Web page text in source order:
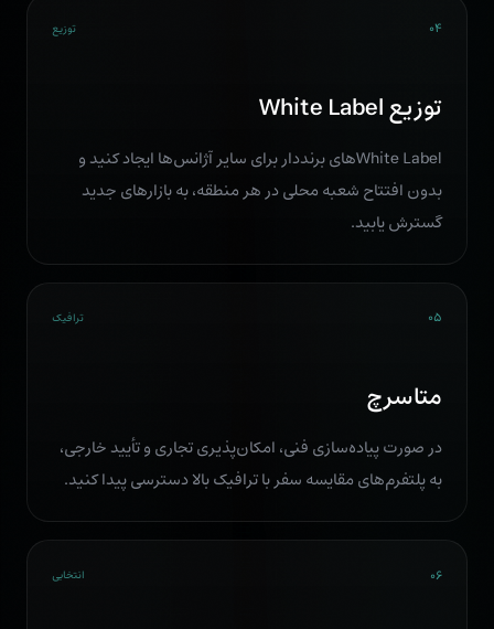
۰۴ توزیع
توزیع White Label
White Labelهای برند‌دار برای سایر آژانس‌ها ایجاد کنید و
بدون افتتاح شعبه محلی در هر منطقه، به بازارهای جدید
گسترش یابید.
۰۵ ترافیک
متاسرچ
در صورت پیاده‌سازی فنی، امکان‌پذیری تجاری و تأیید خارجی،
به پلتفرم‌های مقایسه سفر با ترافیک بالا دسترسی پیدا کنید.
۰۶ انتخابی